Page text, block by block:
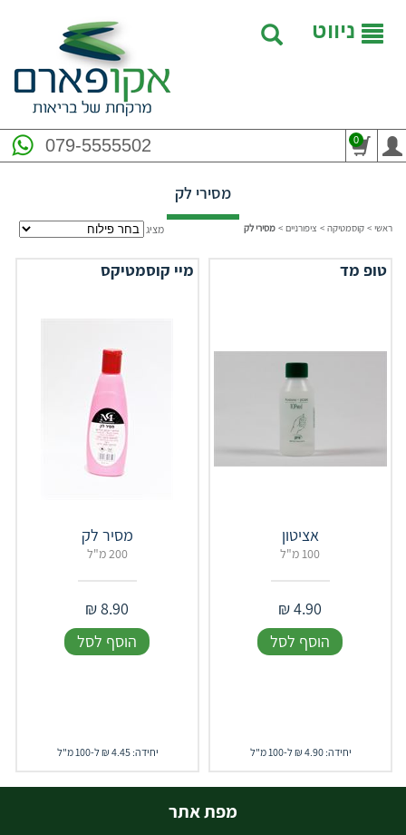
ניווט
079-5555502 0
מסירי לק
ראשי > קוסמטיקה > ציפורניים > מסירי לק מציג
טופ מד
אציטון
100 מ"ל
4.90
₪
הוסף לסל
יחידה: 4.90 ₪ ל-100 מ"ל
מיי קוסמטיקס
מסיר לק
200 מ"ל
8.90
₪
הוסף לסל
יחידה: 4.45 ₪ ל-100 מ"ל
מפת אתר